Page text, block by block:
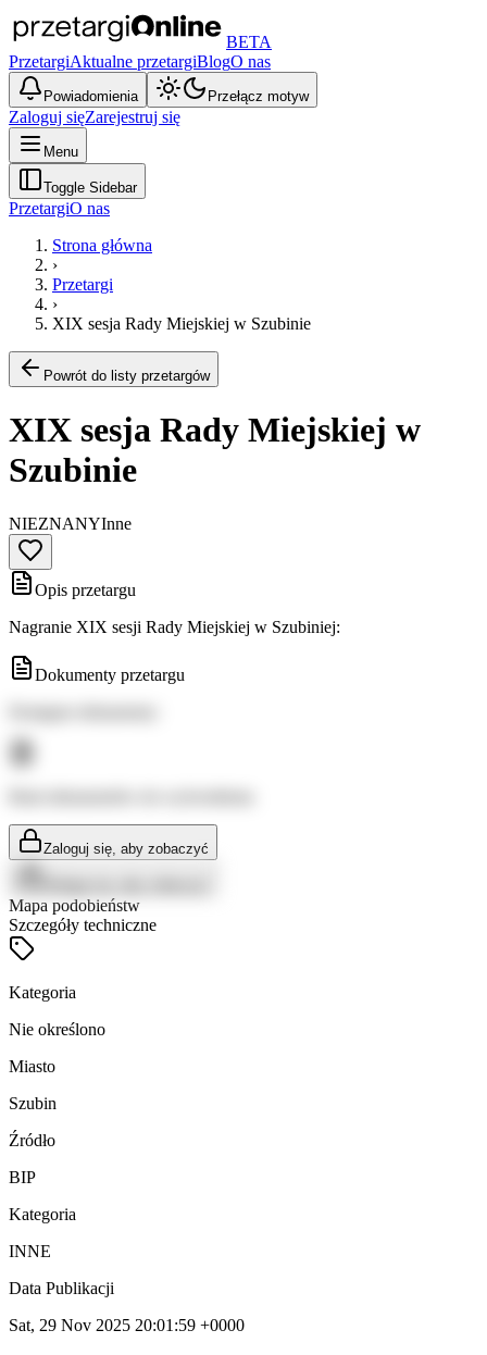
BETA
PrzetargiAktualne przetargiBlogO nas
Powiadomienia Przełącz motyw
Zaloguj sięZarejestruj się
Menu
Toggle Sidebar
PrzetargiO nas
Strona główna
›
Przetargi
›
XIX sesja Rady Miejskiej w Szubinie
Powrót do listy przetargów
XIX sesja Rady Miejskiej w
Szubinie
NIEZNANYInne
Opis przetargu
Nagranie XIX sesji Rady Miejskiej w Szubiniej:
Dokumenty przetargu
Zaloguj się, aby zobaczyć
Mapa podobieństw
Szczegóły techniczne
Kategoria
Nie określono
Miasto
Szubin
Źródło
BIP
Kategoria
INNE
Data Publikacji
Sat, 29 Nov 2025 20:01:59 +0000